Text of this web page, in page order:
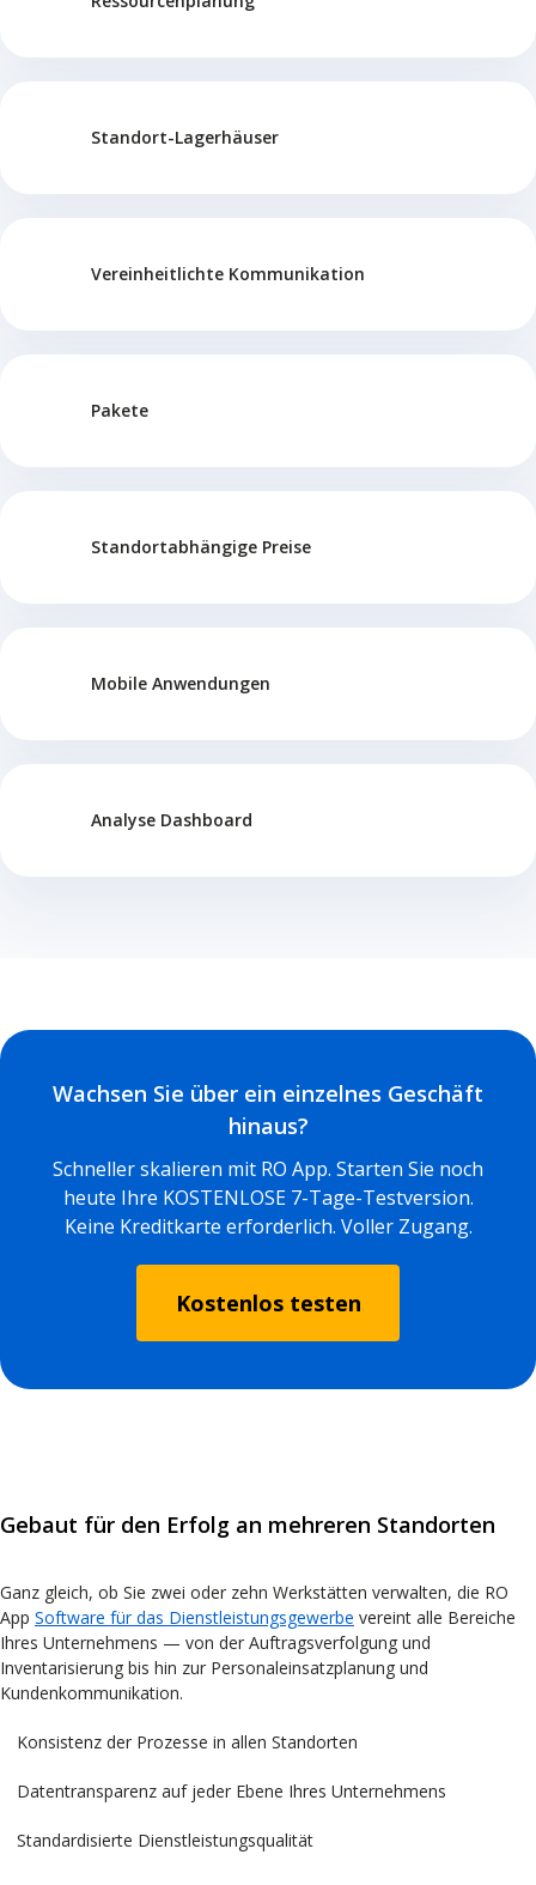
Standort-Lagerhäuser
Vereinheitlichte Kommunikation
Pakete
Standortabhängige Preise
Mobile Anwendungen
Analyse Dashboard
Wachsen Sie über ein einzelnes Geschäft
hinaus?
Schneller skalieren mit RO App. Starten Sie noch
heute Ihre KOSTENLOSE 7-Tage-Testversion.
Keine Kreditkarte erforderlich. Voller Zugang.
Kostenlos testen
Gebaut für den Erfolg an mehreren Standorten
Ganz gleich, ob Sie zwei oder zehn Werkstätten verwalten, die RO
App Software für das Dienstleistungsgewerbe vereint alle Bereiche
Ihres Unternehmens — von der Auftragsverfolgung und
Inventarisierung bis hin zur Personaleinsatzplanung und
Kundenkommunikation.
Konsistenz der Prozesse in allen Standorten
Datentransparenz auf jeder Ebene Ihres Unternehmens
Standardisierte Dienstleistungsqualität